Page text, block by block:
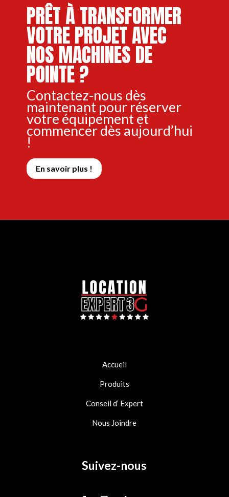
PRÊT À TRANSFORMER
VOTRE PROJET AVEC
NOS MACHINES DE
POINTE ?
Contactez-nous dès
maintenant pour réserver
votre équipement et
commencer dès aujourd’hui
!
En savoir plus !
Accueil
Produits
Conseil d’ Expert
Nous Joindre
Suivez-nous